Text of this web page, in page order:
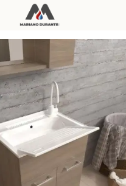
MOBILI LAVATOI